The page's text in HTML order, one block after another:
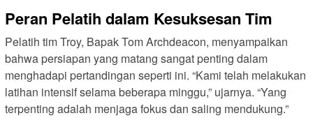
Peran Pelatih dalam Kesuksesan Tim
Pelatih tim Troy, Bapak Tom Archdeacon, menyampaikan
bahwa persiapan yang matang sangat penting dalam
menghadapi pertandingan seperti ini. “Kami telah melakukan
latihan intensif selama beberapa minggu,” ujarnya. “Yang
terpenting adalah menjaga fokus dan saling mendukung.”